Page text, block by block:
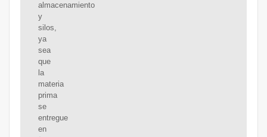
almacenamiento
y
silos,
ya
sea
que
la
materia
prima
se
entregue
en